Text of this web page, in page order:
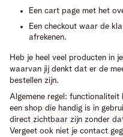
Een cart page met het
Een checkout waar de
afrekenen.
Heb je heel veel producten in
waarvan jij denkt dat er de
bestellen zijn.
Algemene regel:
een shop die handig is in
direct zichtbaar zijn zonder
Vergeet ook niet je contact